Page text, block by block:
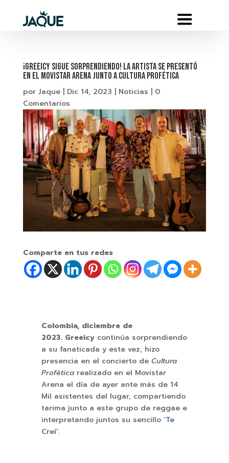
¡Greeicy sigue sorprendiendo! La artista se presentó
en el Movistar Arena junto a Cultura Profética
por Jaque| Dic 14, 2023 Noticias
0
Comentarios
Comparte en tus redes
Colombia, diciembre de
2023. Greeicy continúa sorprendiendo
a su fanaticada y esta vez, hizo
presencia en el concierto de Cultura
Proféticarealizado en el Movistar
Arena el día de ayer ante más de 14
Mil asistentes del lugar, compartiendo
tarima junto a este grupo de reggae e
interpretando juntos su sencillo ‘Te
Creí’.